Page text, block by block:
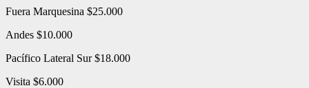
Fuera Marquesina $25.000
Andes $10.000
Pacífico Lateral Sur $18.000
Visita $6.000